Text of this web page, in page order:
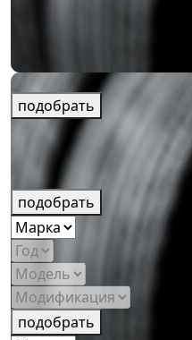
подобрать
подобрать
подобрать